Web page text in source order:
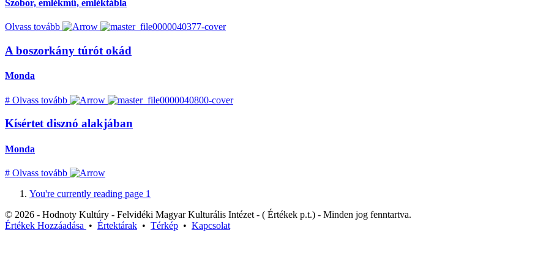
Szobor, emlékmű, emléktábla
Olvass tovább
A boszorkány túrót okád
Monda
# Olvass tovább
Kísértet disznó alakjában
Monda
# Olvass tovább
You're currently reading page 1
© 2026 - Hodnoty Kultúry - Felvidéki Magyar Kulturális Intézet - ( Értékek p.t.) - Minden jog fenntartva.
Értékek Hozzáadása • Értektárak • Térkép • Kapcsolat